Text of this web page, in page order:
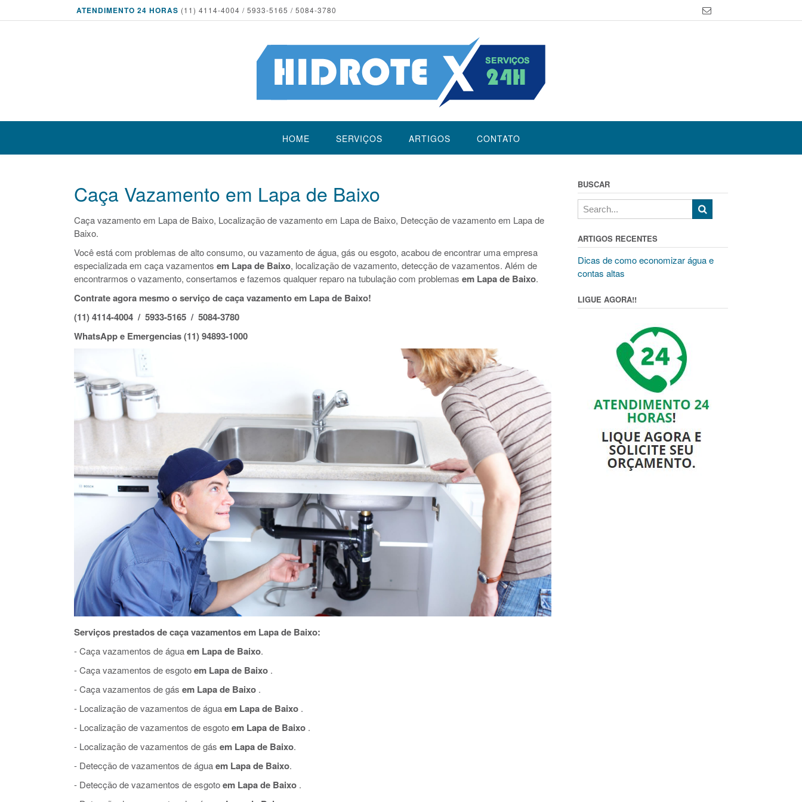
ATENDIMENTO 24 HORAS (11) 4114-4004 / 5933-5165 / 5084-3780
HOME SERVIÇOS ARTIGOS CONTATO
Caça Vazamento em Lapa de Baixo
Caça vazamento em Lapa de Baixo, Localização de vazamento em Lapa de Baixo, Detecção de vazamento em Lapa de
Baixo.
Você está com problemas de alto consumo, ou vazamento de água, gás ou esgoto, acabou de encontrar uma empresa
especializada em caça vazamentos em Lapa de Baixo, localização de vazamento, detecção de vazamentos. Além de
encontrarmos o vazamento, consertamos e fazemos qualquer reparo na tubulação com problemas em Lapa de Baixo.
Contrate agora mesmo o serviço de caça vazamento em Lapa de Baixo!
(11) 4114-4004 / 5933-5165 / 5084-3780
WhatsApp e Emergencias (11) 94893-1000
Serviços prestados de caça vazamentos em Lapa de Baixo:
- Caça vazamentos de águaem Lapa de Baixo.
- Caça vazamentos de esgotoem Lapa de Baixo .
- Caça vazamentos de gás em Lapa de Baixo .
- Localização de vazamentos de águaem Lapa de Baixo .
- Localização de vazamentos de esgotoem Lapa de Baixo .
- Localização de vazamentos de gás em Lapa de Baixo.
- Detecção de vazamentos de águaem Lapa de Baixo.
- Detecção de vazamentos de esgotoem Lapa de Baixo .
BUSCAR
ARTIGOS RECENTES
Dicas de como economizar água e
contas altas
LIGUE AGORA!!